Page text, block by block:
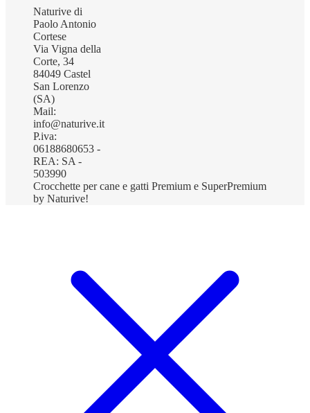
Naturive di
Paolo Antonio
Cortese
Via Vigna della
Corte, 34
84049 Castel
San Lorenzo
(SA)
Mail:
info@naturive.it
P.iva:
06188680653 -
REA: SA -
503990
Crocchette per cane e gatti Premium e SuperPremium
by Naturive!